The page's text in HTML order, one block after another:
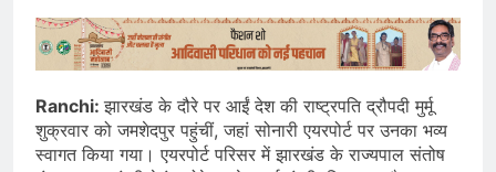
Ranchi:झारखंड के दौरे पर आईं देश की राष्ट्रपति द्रौपदी मुर्मू
शुक्रवार को जमशेदपुर पहुंचीं, जहां सोनारी एयरपोर्ट पर उनका भव्य
स्वागत किया गया। एयरपोर्ट परिसर में झारखंड के राज्यपाल संतोष